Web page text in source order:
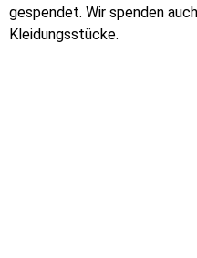
gespendet. Wir spenden
Kleidungsstücke.